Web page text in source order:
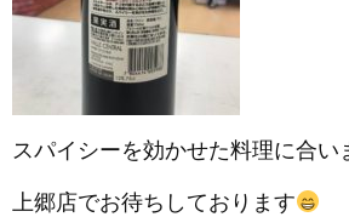
スパイシーを効かせた料理に合い
上郷店でお待ちしております